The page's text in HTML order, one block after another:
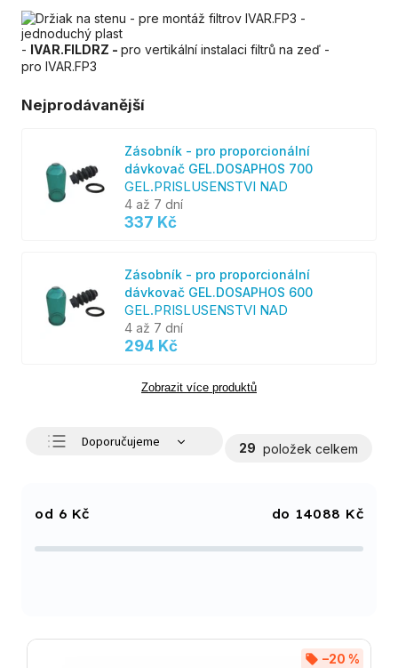
- IVAR.FILDRZ - pro vertikální instalaci filtrů na zeď -
pro IVAR.FP3
Nejprodávanější
Zásobník - pro proporcionální
dávkovač GEL.DOSAPHOS 700
GEL.PRISLUSENSTVI NAD
4 až 7 dní
337 Kč
Zásobník - pro proporcionální
dávkovač GEL.DOSAPHOS 600
GEL.PRISLUSENSTVI NAD
4 až 7 dní
294 Kč
Zobrazit více produktů
Doporučujeme
Abecedně
29 položek celkem
6 Kč 14088 Kč
–20 %